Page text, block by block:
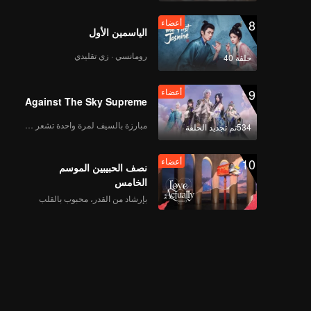
8
حلقة 40
أعضاء
الياسمين الأول
رومانسي · زي تقليدي
9
534تم تجديد الحلقة
أعضاء
Against The Sky Supreme
10 أعضاء
نصف الحبيبين الموسم
الخامس
بإرشاد من القدر، محبوب بالقلب